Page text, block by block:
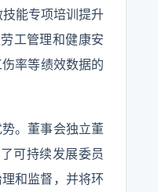
能专项培训提升
工管理和健康安
率等绩效数据的
。董事会独立董
可持续发展委员
和监督，并将环